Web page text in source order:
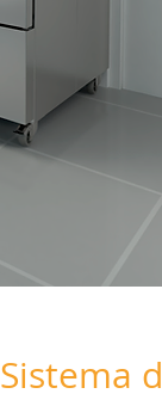
Sistema